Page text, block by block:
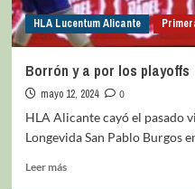
HLA Lucentum Alicante
Borrón y a por los playoffs
mayo 12, 2024
0
HLA Alicante cayó el pasado
Longevida San Pablo Burgos
Leer más